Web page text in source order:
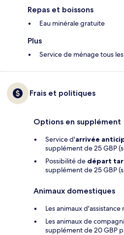
Repas et boissons
Eau minérale gratuite
Plus
Service de ménage tous
Frais et politiques
Options en supplément
Service d'arrivée
supplément de 25 GBP
Possibilité de départ
supplément de 25 GBP
Animaux domestiques
Les animaux d'assistance
Les animaux de
supplément de 20 GBP